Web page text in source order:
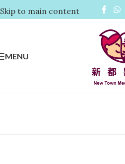
Skip to main content
MENU